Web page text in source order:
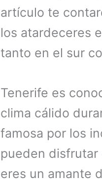
artículo te
los atardeceres
tanto en el sur
Tenerife es
clima cálido
famosa por los
pueden disfrutar
eres un amante